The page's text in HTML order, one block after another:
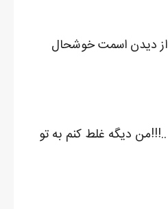
از دیدن اسمت خوشحال
دیگه غلط کنم به تو